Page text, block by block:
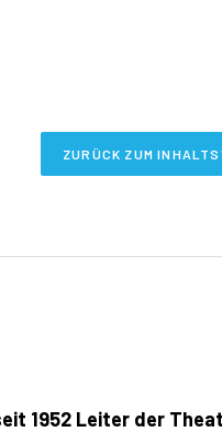
ZURÜCK ZUM
1952 Leiter der